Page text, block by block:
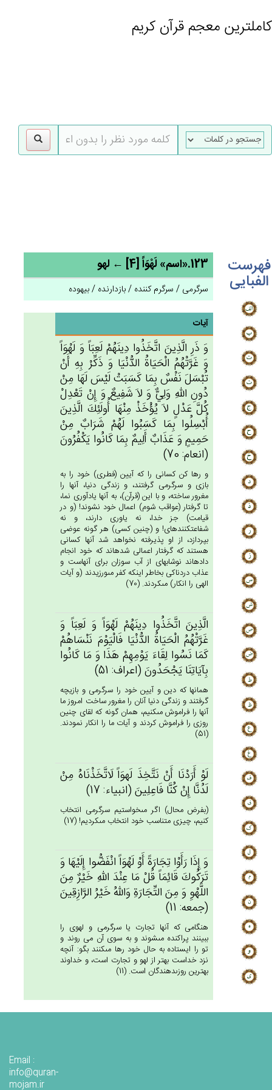
کاملترین معجم قرآن کریم
فهرست
الفبایی
123.«اسم» لَهْوَاً [4] ← لهو
سرگرمی / سرگرم کننده / بازدارنده / بیهوده
آیات
وَ ذَرِ الَّذِين‌َ اتَّخَذُوا دِينَهُم‌ْ لَعِبَاً وَ لَهْوَاً
وَ غَرَّتْهُم‌ُ الْحَيَاة‌ُ الدُّنْيَا وَ ذَكِّرْ بِه‌ِ أَنْ‌
تُبْسَل‌َ نَفْس‌ٌ بِمَا كَسَبَت‌ْ لَيْس‌َ لَهَا مِنْ‌
دُون‌ِ الله‌ِ وَلِي‌ٌّ وَ لاَ شَفِيع‌ٌ وَ إِنْ‌ تَعْدِل‌ْ
كُل‌َّ عَدْل‌ٍ لاَ يُؤْخَذْ مِنْهَا أُولَئِك‌َ الَّذِين‌َ
أُبْسِلُوا بِمَا كَسَبُوا لَهُم‌ْ شَرَاب‌ٌ مِنْ‌
حَمِيم‌ٍ وَ عَذَاب‌ٌ أَلِيم‌ٌ بِمَا كَانُوا يَكْفُرُون‌َ
(انعام: 70)
و رها كن كسانى را كه آيين (فطرى) خود را به
بازى و سرگرمى گرفتند، و زندگى دنيا، آنها را
مغرور ساخته، و با اين (قرآن)، به آنها يادآورى نما،
تا گرفتار (عواقب شوم) اعمال خود نشوند! (و در
قيامت) جز خدا، نه ياورى دارند، و نه
شفاعت‏كننده‏اى! و (چنين كسى) هر گونه عوضى
بپردازد، از او پذيرفته نخواهد شد آنها كسانى
هستند كه گرفتار اعمالى شده‏اند كه خود انجام
داده‏اند نوشابه‏اى از آب سوزان براى آنهاست و
عذاب دردناكى بخاطر اينكه كفر مى‏ورزيدند (و آيات
الهى را انكار) مى‏كردند. (70)
الَّذِين‌َ اتَّخَذُوا دِينَهُم‌ْ لَهْوَاً وَ لَعِبَاً وَ
غَرَّتْهُم‌ُ الْحَيَاة‌ُ الدُّنْيَا فَالْيَوْم‌َ نَنْسَاهُم‌ْ
كَمَا نَسُوا لِقَاءَ يَوْمِهِم‌ْ هَذَا وَ مَا كَانُوا
بِآيَاتِنَا يَجْحَدُون‌َ (اعراف: 51)
همانها كه دين و آيين خود را سرگرمى و بازيچه
گرفتند و زندگى دنيا آنان را مغرور ساخت امروز ما
آنها را فراموش مى‏كنيم، همان گونه كه لقاى چنين
روزى را فراموش كردند و آيات ما را انكار نمودند.
(51)
لَوْ أَرَدْنَا أَنْ‌ نَتَّخِذَ لَهوَاً لَاتَّخَذْنَاه‌ُ مِنْ‌
لَدُنَّا إِنْ‌ كُنَّا فَاعِلِين‌َ (انبياء: 17)
(بفرض محال) اگر مى‏خواستيم سرگرمى انتخاب
كنيم، چيزى متناسب خود انتخاب مى‏كرديم! (17)
وَ إِذَا رَأَوْا تِجَارَة‌ً أَوْ لَهْوَاً انْفَضُّوا إِلَيْهَا وَ
تَرَكُوك‌َ قَائِمَاً قُل‌ْ مَا عِنْدَ الله‌ِ خَيْرٌ مِن‌َ
اللَّهْوِ وَ مِن‌َ التِّجَارَة‌ِ وَالله‌ُ خَيْرُ الرَّازِقِين‌َ
(جمعه: 11)
هنگامى كه آنها تجارت يا سرگرمى و لهوى را
ببينند پراكنده مى‏شوند و به سوى آن مى روند و
تو را ايستاده به حال خود رها مى‏كنند بگو: آنچه
نزد خداست بهتر از لهو و تجارت است، و خداوند
بهترين روزى‏دهندگان است. (11)
Email :
info@quran-
mojam.ir